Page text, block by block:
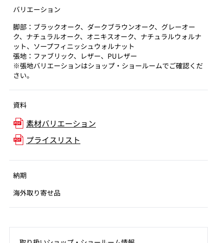
バリエーション
脚部：ブラックオーク、ダークブラウンオーク、グレーオー
ク、ナチュラルオーク、オニキスオーク、ナチュラルウォルナ
ット、ソープフィニッシュウォルナット
張地：ファブリック、レザー、PUレザー
※張地バリエーションはショップ・ショールームでご確認くだ
さい。
資料
素材バリエーション
プライスリスト
納期
海外取り寄せ品